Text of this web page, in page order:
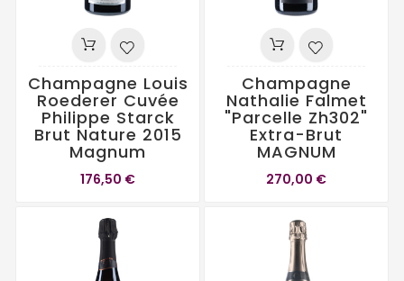
Champagne Louis
Roederer Cuvée
Philippe Starck
Brut Nature 2015
Magnum
176,50 €
Champagne
Nathalie Falmet
"Parcelle Zh302"
Extra-Brut
MAGNUM
270,00 €